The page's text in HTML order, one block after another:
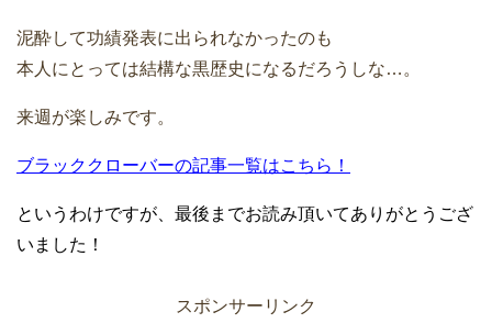
泥酔して功績発表に出られなかったのも
本人にとっては結構な黒歴史になるだろうしな…。
来週が楽しみです。
ブラッククローバーの記事一覧はこちら！
というわけですが、最後までお読み頂いてありがとうござ
いました！
スポンサーリンク